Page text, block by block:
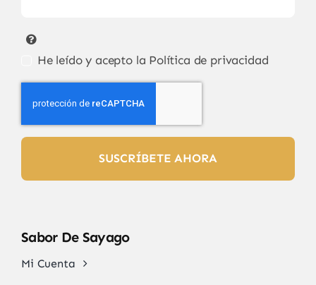
He leído y acepto la Política de privacidad
SUSCRÍBETE AHORA
Sabor De Sayago
Mi Cuenta